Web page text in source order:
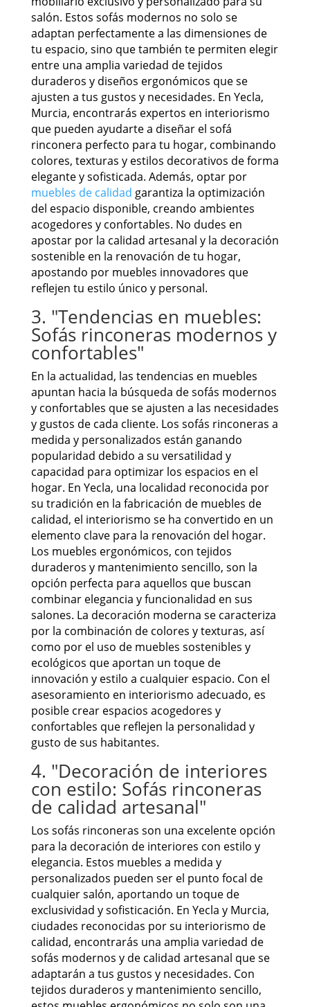
salón. Estos sofás modernos no solo se
adaptan perfectamente a las dimensiones de
tu espacio, sino que también te permiten elegir
entre una amplia variedad de tejidos
duraderos y diseños ergonómicos que se
ajusten a tus gustos y necesidades. En Yecla,
Murcia, encontrarás expertos en interiorismo
que pueden ayudarte a diseñar el sofá
rinconera perfecto para tu hogar, combinando
colores, texturas y estilos decorativos de forma
elegante y sofisticada. Además, optar por
muebles de calidad garantiza la optimización
del espacio disponible, creando ambientes
acogedores y confortables. No dudes en
apostar por la calidad artesanal y la decoración
sostenible en la renovación de tu hogar,
apostando por muebles innovadores que
reflejen tu estilo único y personal.
3. "Tendencias en muebles:
Sofás rinconeras modernos y
confortables"
En la actualidad, las tendencias en muebles
apuntan hacia la búsqueda de sofás modernos
y confortables que se ajusten a las necesidades
y gustos de cada cliente. Los sofás rinconeras a
medida y personalizados están ganando
popularidad debido a su versatilidad y
capacidad para optimizar los espacios en el
hogar. En Yecla, una localidad reconocida por
su tradición en la fabricación de muebles de
calidad, el interiorismo se ha convertido en un
elemento clave para la renovación del hogar.
Los muebles ergonómicos, con tejidos
duraderos y mantenimiento sencillo, son la
opción perfecta para aquellos que buscan
combinar elegancia y funcionalidad en sus
salones. La decoración moderna se caracteriza
por la combinación de colores y texturas, así
como por el uso de muebles sostenibles y
ecológicos que aportan un toque de
innovación y estilo a cualquier espacio. Con el
asesoramiento en interiorismo adecuado, es
posible crear espacios acogedores y
confortables que reflejen la personalidad y
gusto de sus habitantes.
4. "Decoración de interiores
con estilo: Sofás rinconeras
de calidad artesanal"
Los sofás rinconeras son una excelente opción
para la decoración de interiores con estilo y
elegancia. Estos muebles a medida y
personalizados pueden ser el punto focal de
cualquier salón, aportando un toque de
exclusividad y sofisticación. En Yecla y Murcia,
ciudades reconocidas por su interiorismo de
calidad, encontrarás una amplia variedad de
sofás modernos y de calidad artesanal que se
adaptarán a tus gustos y necesidades. Con
tejidos duraderos y mantenimiento sencillo,